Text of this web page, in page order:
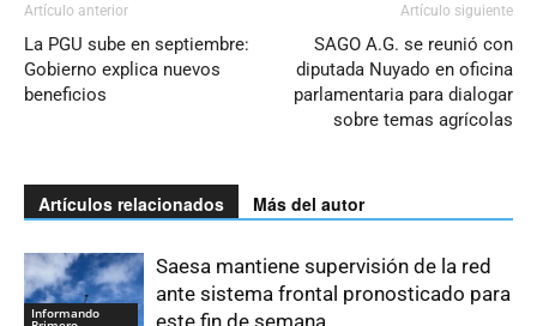
Artículo anterior
La PGU sube en septiembre:
Gobierno explica nuevos
beneficios
Artículo siguiente
SAGO A.G. se reunió con
diputada Nuyado en oficina
parlamentaria para dialogar
sobre temas agrícolas
Artículos relacionados Más del autor
Informando
Saesa mantiene supervisión de la red
ante sistema frontal pronosticado para
este fin de semana